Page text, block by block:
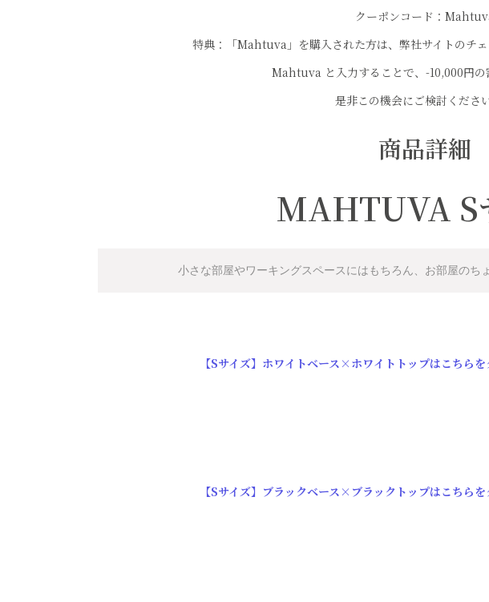
棚
クーポンコード：
特典：「Mahtuva」を購入された方は、弊社サイトのチ
Mahtuva と入力することで、-10,000円の
是非この機会にご検討くださ
商品詳細
MAHTUVA S
小さな部屋やワーキングスペースにはもちろん、お部屋のち
【Sサイズ】ホワイトベース×ホワイトトップはこちらを
【Sサイズ】ブラックベース×ブラックトップはこちらを